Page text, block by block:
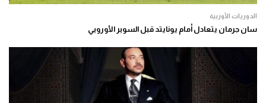
الدوريات الأوربية
سان جرمان يتعادل أمام يونايتد قبل السوبر الأوروبي